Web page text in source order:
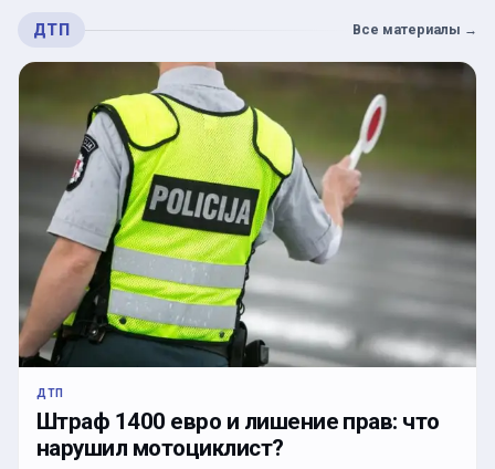
ДТП Все материалы →
ДТП
Штраф 1400 евро и лишение прав: что
нарушил мотоциклист?